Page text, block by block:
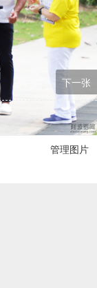
下一张
管理图片